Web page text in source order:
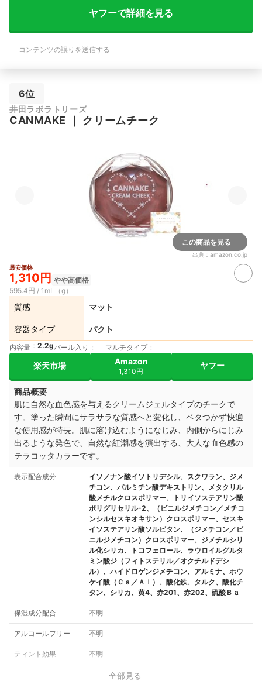
ヤフーで詳細を見る
コンテンツの誤りを送信する
6位
井田ラボラトリーズ
CANMAKE ｜ クリームチーク
この商品を見る
出典： amazon.co.jp
最安価格
1,310円 やや高価格
595.4円 / 1mL（g）
質感 マット
容器タイプ パクト
内容量 2.2gパール入り マルチタイプ
楽天市場 Amazon
1,310円
ヤフー
商品概要
肌に自然な血色感を与えるクリームジェルタイプのチークで
す。塗った瞬間にサラサラな質感へと変化し、ベタつかず快適
な使用感が特長。肌に溶け込むようになじみ、内側からにじみ
出るような発色で、自然な紅潮感を演出する、大人な血色感の
テラコッタカラーです。
表示配合成分
イソノナン酸イソトリデシル、スクワラン、ジメ
チコン、パルミチン酸デキストリン、メタクリル
酸メチルクロスポリマー、トリイソステアリン酸
ポリグリセリル-2、（ビニルジメチコン／メチコ
ンシルセスキオキサン）クロスポリマー、セスキ
イソステアリン酸ソルビタン、（ジメチコン／ビ
ニルジメチコン）クロスポリマー、ジメチルシリ
ル化シリカ、トコフェロール、ラウロイルグルタ
ミン酸ジ（フィトステリル／オクチルドデシ
ル）、ハイドロゲンジメチコン、アルミナ、ホウ
ケイ酸（Ｃａ／Ａｌ）、酸化鉄、タルク、酸化チ
タン、シリカ、黄4、赤201、赤202、硫酸Ｂａ
保湿成分配合 不明
アルコールフリー 不明
ティント効果 不明
全部見る